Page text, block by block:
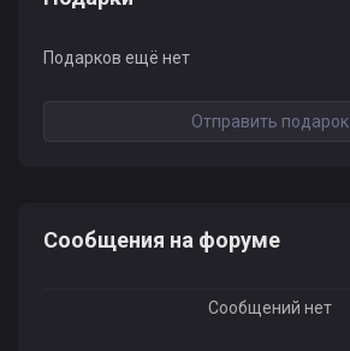
Подарков ещё нет
Отправить подарок
Сообщения на форуме
Сообщений нет